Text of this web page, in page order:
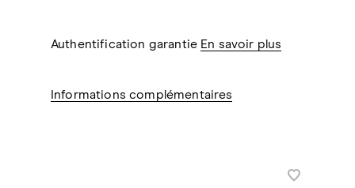
Authentification garantie En savoir plus
Informations complémentaires